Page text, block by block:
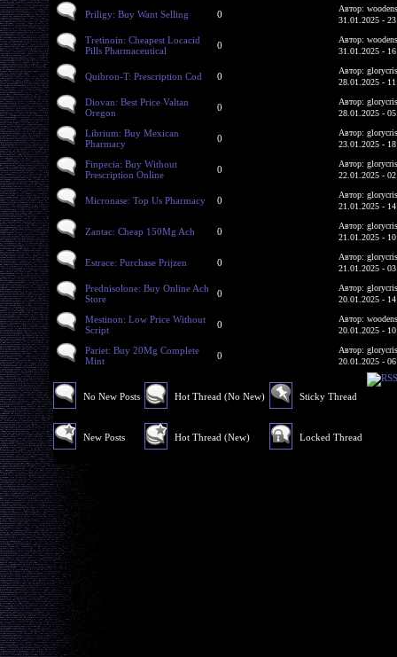
Priligy: Buy Want Selling 0
Автор:
31.01.2025 -
Tretinoin: Cheapest Locacid
Pills Pharmaceutical
0
Автор:
31.01.2025 -
Quibron-T: Prescription Cod 0
Автор:
28.01.2025 -
Diovan: Best Price Valtan
Oregon
0
Автор:
28.01.2025 -
Librium: Buy Mexican
Pharmacy
0
Автор:
23.01.2025 -
Finpecia: Buy Without
Prescription Online
0
Автор:
22.01.2025 -
Micronase: Top Us Pharmacy 0
Автор:
21.01.2025 -
Zantac: Cheap 150Mg Ach 0
Автор:
21.01.2025 -
Estrace: Purchase Prijzen 0
Автор:
21.01.2025 -
Prednisolone: Buy Online Ach
Store
0
Автор:
20.01.2025 -
Mestinon: Low Price Without
Script
0
Автор:
20.01.2025 -
Pariet: Buy 20Mg Complete
Mint
0
Автор:
20.01.2025 -
No New Posts
New Posts
Hot Thread (No New)
Hot Thread (New)
Sticky Thread
Locked Thread